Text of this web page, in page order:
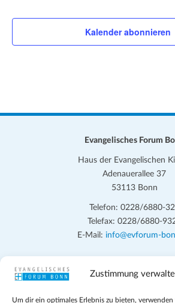
Zustimmung
Um dir ein optimales Erlebnis zu bieten,
Kalender abonnieren
Evangelisches Forum
Haus der Evangelischen
Adenauerallee 37
53113 Bonn
Telefon: 0228/6880-
Telefax: 0228/6880-
E-Mail: info@evforum-
Veranstaltungen und den Angeboten vor